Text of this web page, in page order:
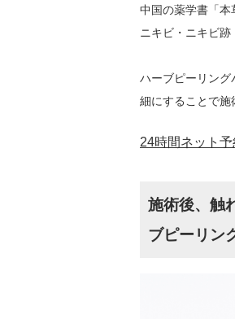
中国の薬学書「本
ニキビ・ニキビ跡
ハーブピーリング
細にすることで施
24時間ネット
施術後、触
ブピーリン